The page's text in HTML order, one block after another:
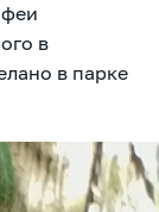
в
в парке